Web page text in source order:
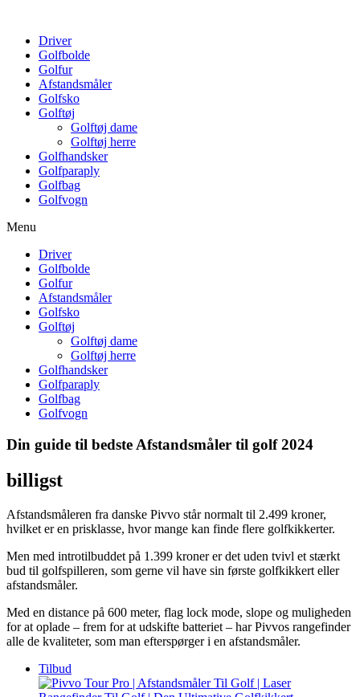
Driver
Golfbolde
Golfur
Afstandsmåler
Golfsko
Golftøj
Golftøj dame
Golftøj herre
Golfhandsker
Golfparaply
Golfbag
Golfvogn
Menu
Driver
Golfbolde
Golfur
Afstandsmåler
Golfsko
Golftøj
Golftøj dame
Golftøj herre
Golfhandsker
Golfparaply
Golfbag
Golfvogn
Din guide til bedste Afstandsmåler til golf 2024
billigst
Afstandsmåleren fra danske Pivvo står normalt til 2.499 kroner,
hvilket er en prisklasse, hvor mange kan finde flere golfkikkerter.
Men med introtilbuddet på 1.399 kroner er det uden tvivl et stærkt
bud til golfspilleren, som gerne vil have sin første golfkikkert eller
afstandsmåler.
Med en distance på 600 meter, flag lock mode, slope og muligheden
for at oplade – frem for at udskifte batteriet – har Pivvos rangefinder
alle de kvaliteter, som man efterspørger i en afstandsmåler.
Tilbud